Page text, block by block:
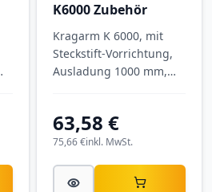
K6000 Zubehör
Kragarm K 6000, mit
Steckstift-Vorrichtung,
Ausladung 1000 mm,
63,58 €
inkl. MwSt.
75,66 €